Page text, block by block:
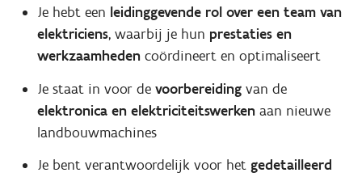
Je hebt een leidinggevende rol over een team van
elektriciens, waarbij je hun prestaties en
werkzaamhedencoördineert en optimaliseert
Je staat in voor de voorbereiding van de
elektronica en elektriciteitswerkenaan nieuwe
landbouwmachines
Je bent verantwoordelijk voor het gedetailleerd